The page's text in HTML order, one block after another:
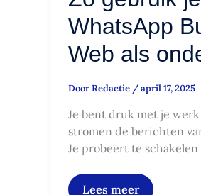
WhatsApp
Web als
DoorRedactie /april 17, 2025
Je bent druk met je
stromen de berichten
Je probeert te schakelen
Lees meer